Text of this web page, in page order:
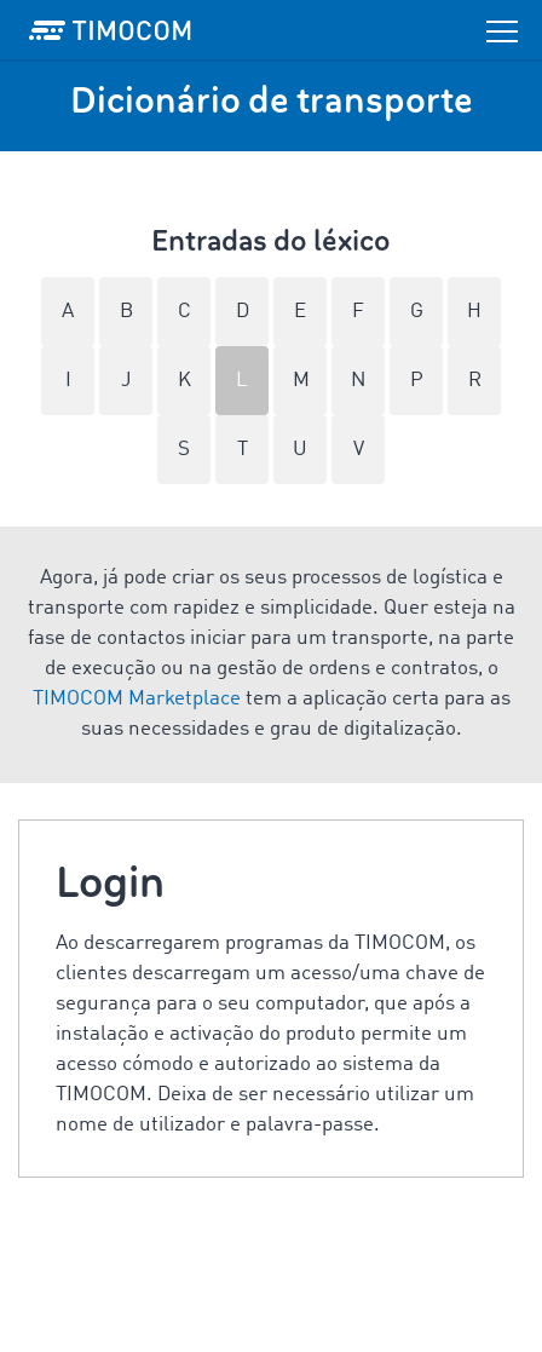
Dicionário de transporte
Entradas do léxico
A B C D E F G H
J K L M N P R
S U V
Agora, já pode criar os seus processos de logística e
transporte com rapidez e simplicidade. Quer esteja na
fase de contactos iniciar para um transporte, na parte
de execução ou na gestão de ordens e contratos, o
TIMOCOM Marketplace tem a aplicação certa para as
suas necessidades e grau de digitalização.
Login
Ao descarregarem programas da TIMOCOM, os
clientes descarregam um acesso/uma chave de
segurança para o seu computador, que após a
instalação e activação do produto permite um
acesso cómodo e autorizado ao sistema da
TIMOCOM. Deixa de ser necessário utilizar um
nome de utilizador e palavra-passe.